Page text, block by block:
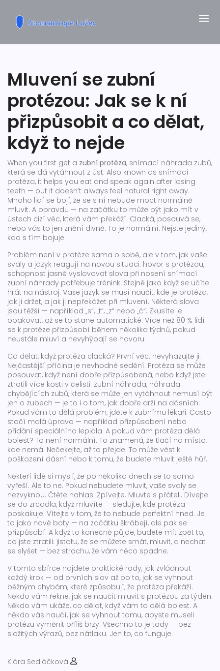
Mluvení se zubní
protézou: Jak se k ní
přizpůsobit a co dělat,
když to nejde
When you first get a zubní protéza, snímací náhrada zubů,
která se dá vytáhnout z úst. Also known as snímací
protéza, it helps you eat and speak again after losing
teeth — but it doesn’t always feel natural right away.
Mnoho lidí se bojí, že se s ní nebude moct normálně
mluvit. A opravdu — na začátku to může být jako mít v
ústech cizí věc, která vám překáží. Clacká, posouvá se,
nebo vás to jen znění divně. To je normální. Nejste jediný,
kdo s tím bojuje.
Problém není v protéze sama o sobě, ale v tom, jak vaše
svaly a jazyk reagují na novou situaci. hovor s protézou,
schopnost jasně vyslovovat slova při nosení snímací
zubní náhrady potřebuje trénink. Stejně jako když se učíte
hrát na nástroj. Vaše jazyk se musí naučit, kde je protéza,
jak ji držet, a jak ji nepřekážet při mluvení. Některá slova
jsou těžší — například „s“, „t“, „z“ nebo „č“. Zkusíte je
opakovat, až se to stane automatické. Více než 80 % lidí
se k protéze přizpůsobí během několika týdnů, pokud
neustále mluví a nevyhýbají se hovoru.
Co dělat, když protéza clacká? První věc: nevyhazujte ji.
Nejčastější příčina je nevhodné sedění. Protéza se může
posouvat, když není dobře přizpůsobená, nebo když jste
ztratili více kosti v čelisti. zubní náhrada, náhrada
chybějících zubů, která se může jen vytáhnout nemusí být
jen o zubech — je to i o tom, jak dobře drží na dásních.
Pokud vám to dělá problém, jděte k zubnímu lékaři. Často
stačí malá úprava — například přizpůsobení nebo
přidání speciálního lepidla. A pokud vám protéza dělá
bolest? To není normální. To znamená, že tlačí na místo,
kde nemá. Nečekejte, až to přejde. To může vést k
poškození dásní nebo k tomu, že budete mluvit ještě hůř.
Někteří lidé si myslí, že po několika dnech se to samo
vyřeší. Ale to ne. Pokud nebudete mluvit, vaše svaly se
nezvyknou. Čtěte nahlas. Zpívejte. Mluvte s přáteli. Dívejte
se do zrcadla, když mluvíte — sledujte, kde protéza
poskakuje. Vítejte v tom, že to nebude perfektní hned. Je
to jako nové boty — na začátku škrábejí, ale pak se
přizpůsobí. A když to konečně půjde, budete mít zpět to,
co jste ztratili: jistotu, že se můžete smát, mluvit, a nechat
se slyšet — bez strachu, že vám něco spadne.
V tomto sbírce najdete praktické rady, jak zvládnout
každý krok — od prvních slov až po to, jak se vyhnout
běžným chybám, které způsobují, že protéza překáží.
Někdo vám řekne, jak se naučit mluvit s protézou za týden.
Někdo vám ukáže, co dělat, když vám to dělá bolest. A
někdo vás naučí, jak se vyhnout tomu, abyste museli
protézu vyměnit příliš brzy. Všechno to je tady — bez
složitých výrazů, bez nátlaku. Jen to, co funguje.
Klára Sedláčková